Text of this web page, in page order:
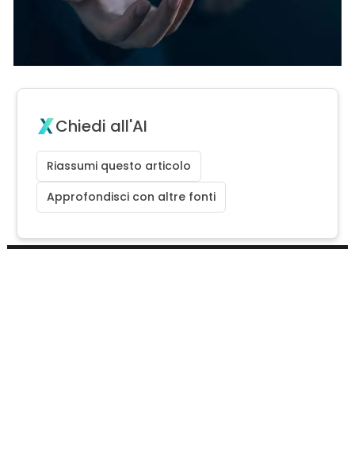
Chiedi all'AI
Riassumi questo articolo
Approfondisci con altre fonti